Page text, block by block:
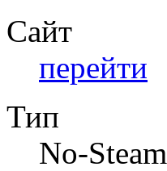
Сайт
перейти
Тип
No-Steam